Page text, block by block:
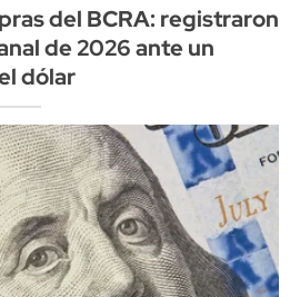
del BCRA: registraron
de 2026 ante un
dólar